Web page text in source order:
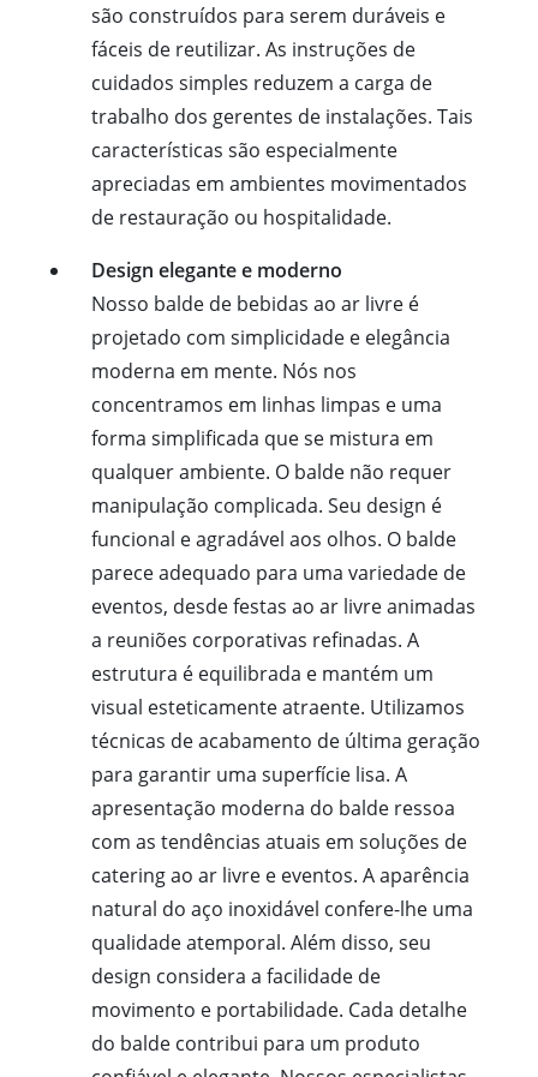
são construídos para serem duráveis e
fáceis de reutilizar. As instruções de
cuidados simples reduzem a carga de
trabalho dos gerentes de instalações. Tais
características são especialmente
apreciadas em ambientes movimentados
de restauração ou hospitalidade.
Design elegante e moderno
Nosso balde de bebidas ao ar livre é
projetado com simplicidade e elegância
moderna em mente. Nós nos
concentramos em linhas limpas e uma
forma simplificada que se mistura em
qualquer ambiente. O balde não requer
manipulação complicada. Seu design é
funcional e agradável aos olhos. O balde
parece adequado para uma variedade de
eventos, desde festas ao ar livre animadas
a reuniões corporativas refinadas. A
estrutura é equilibrada e mantém um
visual esteticamente atraente. Utilizamos
técnicas de acabamento de última geração
para garantir uma superfície lisa. A
apresentação moderna do balde ressoa
com as tendências atuais em soluções de
catering ao ar livre e eventos. A aparência
natural do aço inoxidável confere-lhe uma
qualidade atemporal. Além disso, seu
design considera a facilidade de
movimento e portabilidade. Cada detalhe
do balde contribui para um produto